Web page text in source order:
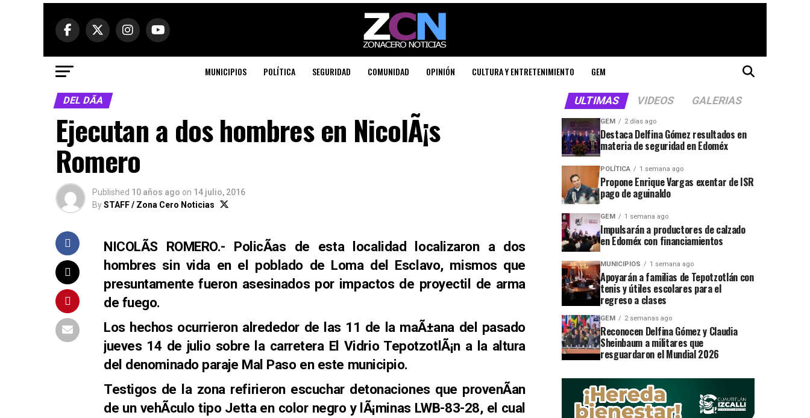
MUNICIPIOS POLÍTICA SEGURIDAD COMUNIDAD OPINIÓN CULTURA Y ENTRETENIMIENTO GEM
DEL DÃ­A
Ejecutan a dos hombres en NicolÃ¡s
Romero
Published 10 años ago on 14 julio, 2016
BySTAFF / Zona Cero Noticias
NICOLÃS ROMERO.- PolicÃ­as de esta localidad localizaron a dos
hombres sin vida en el poblado de Loma del Esclavo, mismos que
presuntamente fueron asesinados por impactos de proyectil de arma
de fuego.
Los hechos ocurrieron alrededor de las 11 de la maÃ±ana del pasado
jueves 14 de julio sobre la carretera El Vidrio TepotzotlÃ¡n a la altura
del denominado paraje Mal Paso en este municipio.
Testigos de la zona refirieron escuchar detonaciones que provenÃ­an
de un vehÃ­culo tipo Jetta en color negro y lÃ¡minas LWB-83-28, el cual
ULTIMAS VIDEOS GALERIAS
GEM 2 días ago
Destaca Delfina Gómez resultados en
materia de seguridad en Edoméx
POLÍTICA 1 semana ago
Propone Enrique Vargas exentar de ISR
pago de aguinaldo
GEM 1 semana ago
Impulsarán a productores de calzado
en Edoméx con financiamientos
MUNICIPIOS 1 semana ago
Apoyarán a familias de Tepotzotlán con
tenis y útiles escolares para el
regreso a clases
GEM 2 semanas ago
Reconocen Delfina Gómez y Claudia
Sheinbaum a militares que
resguardaron el Mundial 2026